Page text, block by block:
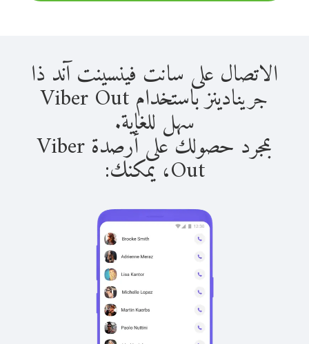
الاتصال على سانت فينسينت آند ذا
جرينادينز باستخدام Viber Out
سهل للغاية.
بمجرد حصولك على أرصدة Viber
Out، يمكنك: